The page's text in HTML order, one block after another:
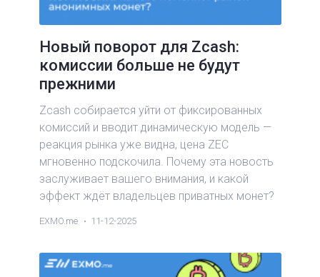
Новый поворот для Zcash:
комиссии больше не будут
прежними
Zcash собирается уйти от фиксированных
комиссий и вводит динамическую модель —
реакция рынка уже видна, цена ZEC
мгновенно подскочила. Почему эта новость
заслуживает вашего внимания, и какой
эффект ждёт владельцев приватных монет?
EXMO.me 11-12-2025